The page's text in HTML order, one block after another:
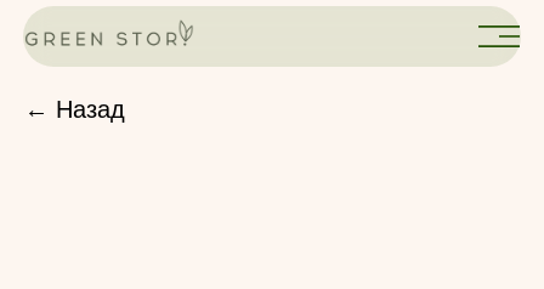
← Назад